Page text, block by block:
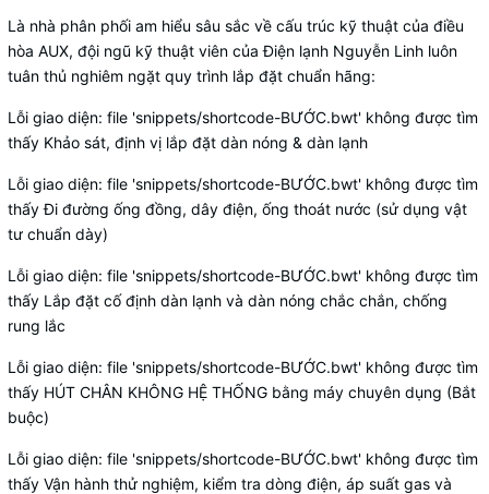
Là nhà phân phối am hiểu sâu sắc về cấu trúc kỹ thuật của điều
hòa AUX, đội ngũ kỹ thuật viên của Điện lạnh Nguyễn Linh luôn
tuân thủ nghiêm ngặt quy trình lắp đặt chuẩn hãng:
Lỗi giao diện: file 'snippets/shortcode-BƯỚC.bwt' không được tìm
thấy Khảo sát, định vị lắp đặt dàn nóng & dàn lạnh
Lỗi giao diện: file 'snippets/shortcode-BƯỚC.bwt' không được tìm
thấy Đi đường ống đồng, dây điện, ống thoát nước (sử dụng vật
tư chuẩn dày)
Lỗi giao diện: file 'snippets/shortcode-BƯỚC.bwt' không được tìm
thấy Lắp đặt cố định dàn lạnh và dàn nóng chắc chắn, chống
rung lắc
Lỗi giao diện: file 'snippets/shortcode-BƯỚC.bwt' không được tìm
thấy HÚT CHÂN KHÔNG HỆ THỐNG bằng máy chuyên dụng (Bắt
buộc)
Lỗi giao diện: file 'snippets/shortcode-BƯỚC.bwt' không được tìm
thấy Vận hành thử nghiệm, kiểm tra dòng điện, áp suất gas và